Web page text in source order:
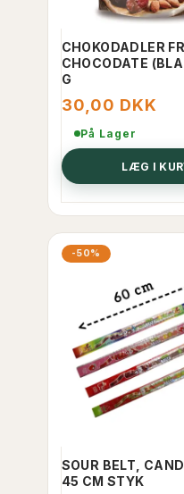
CHOKODADLER
CHOCODATE
G
30,00 DKK
På Lager
LÆG I
-50%
SOUR BELT,
45 CM STYK